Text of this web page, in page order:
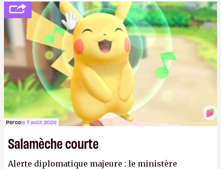
politesse et le respect envers leurs joueurs et les
anciens. Il leur faudrait une bonne guerre des
consoles à ces petits cons !
Percole 7 août 2026
Salamèche courte
Alerte diplomatique majeure : le ministère